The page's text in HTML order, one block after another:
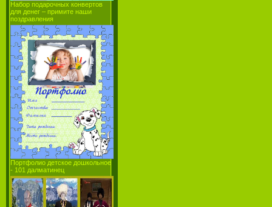
Набор подарочных конвертов
для денег – примите наши
поздравления
Портфолио детское дошкольное
- 101 далматинец